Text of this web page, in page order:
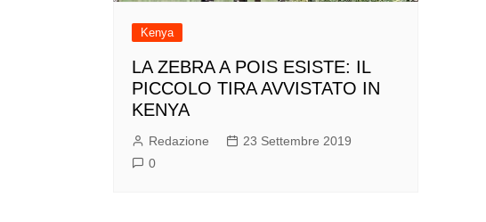
Kenya
LA ZEBRA A POIS ESISTE: IL
PICCOLO TIRA AVVISTATO IN
KENYA
Redazione
23 Settembre 2019
0